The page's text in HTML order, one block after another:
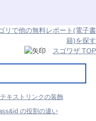
リで他の無料レポート(電子書
籍)を探す
スゴワザ TOP
キストリンクの装飾
の役割の違い